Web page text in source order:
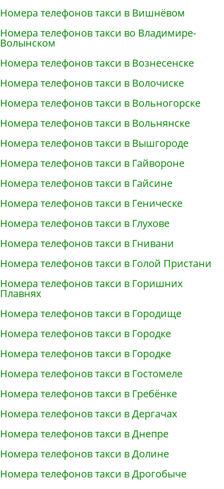
Номера телефонов такси в Вишнёвом
Номера телефонов такси во Владимире-
Волынском
Номера телефонов такси в Вознесенске
Номера телефонов такси в Волочиске
Номера телефонов такси в Вольногорске
Номера телефонов такси в Вольнянске
Номера телефонов такси в Вышгороде
Номера телефонов такси в Гайвороне
Номера телефонов такси в Гайсине
Номера телефонов такси в Геническе
Номера телефонов такси в Глухове
Номера телефонов такси в Гнивани
Номера телефонов такси в Голой Пристани
Номера телефонов такси в Горишних
Плавнях
Номера телефонов такси в Городище
Номера телефонов такси в Городке
Номера телефонов такси в Городке
Номера телефонов такси в Гостомеле
Номера телефонов такси в Гребёнке
Номера телефонов такси в Дергачах
Номера телефонов такси в Днепре
Номера телефонов такси в Долине
Номера телефонов такси в Дрогобыче